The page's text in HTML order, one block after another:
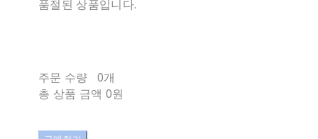
품절된 상품입니다.
주문 수량
0개
총 상품 금액 0원